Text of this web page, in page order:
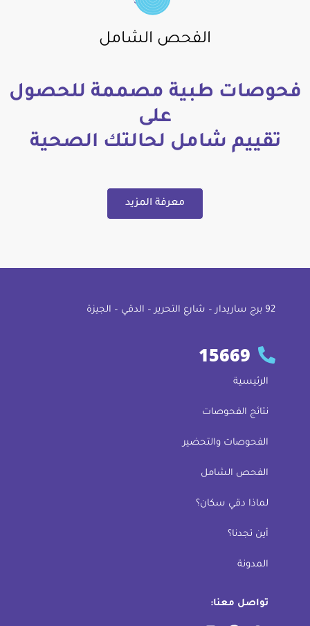
الفحص الشامل
فحوصات طبية مصممة للحصول
على
تقييم شامل لحالتك الصحية
معرفة المزيد
92 ﺑﺮج ﺳﺎرﻳﺪار – ﺷﺎرع اﻟﺘﺤﺮﻳﺮ – اﻟﺪﻗﻲ – اﻟﺠﻴﺰة
15669
الرئيسية
نتائج الفحوصات
الفحوصات والتحضير
الفحص الشامل
لماذا دقي سكان؟
أين تجدنا؟
المدونة
تواصل معنا: